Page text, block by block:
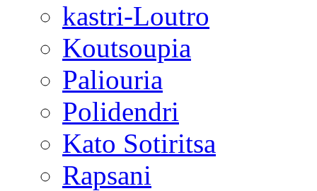
kastri-Loutro
Koutsoupia
Paliouria
Polidendri
Kato Sotiritsa
Rapsani